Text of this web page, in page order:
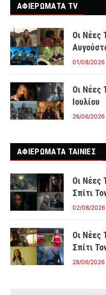
ΑΦΙΕΡΩΜΑΤΑ TV
Οι Νέες
01/08/2026
Οι Νέες
Ιουλίου
28/06/2026
ΑΦΙΕΡΩΜΑΤΑ ΤΑΙΝΊΕΣ
Οι Νέες
Σπίτι
02/08/2026
Οι Νέες
Σπίτι
28/06/2026